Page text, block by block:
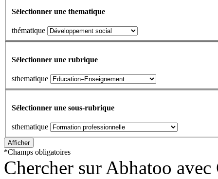
Sélectionner une thematique
thématique
Sélectionner une rubrique
sthematique
Sélectionner une sous-rubrique
sthematique
*Champs obligatoires
Chercher sur Abhatoo